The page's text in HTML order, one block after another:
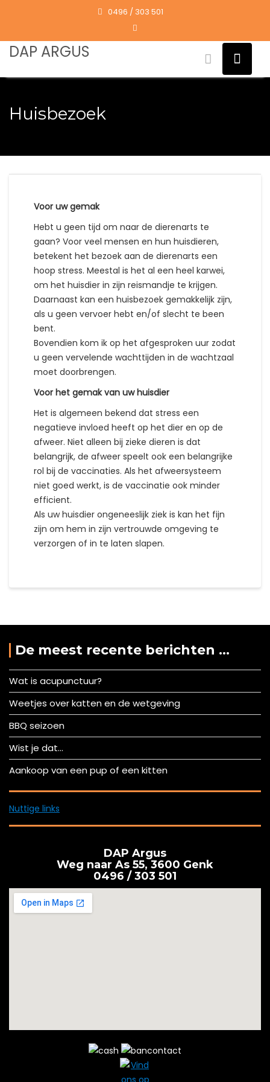
0496 / 303 501
DAP ARGUS
Huisbezoek
Voor uw gemak
Hebt u geen tijd om naar de dierenarts te
gaan? Voor veel mensen en hun huisdieren,
betekent het bezoek aan de dierenarts een
hoop stress. Meestal is het al een heel karwei,
om het huisdier in zijn reismandje te krijgen.
Daarnaast kan een huisbezoek gemakkelijk zijn,
als u geen vervoer hebt en/of slecht te been
bent.
Bovendien kom ik op het afgesproken uur zodat
u geen vervelende wachttijden in de wachtzaal
moet doorbrengen.
Voor het gemak van uw huisdier
Het is algemeen bekend dat stress een
negatieve invloed heeft op het dier en op de
afweer. Niet alleen bij zieke dieren is dat
belangrijk, de afweer speelt ook een belangrijke
rol bij de vaccinaties. Als het afweersysteem
niet goed werkt, is de vaccinatie ook minder
efficient.
Als uw huisdier ongeneeslijk ziek is kan het fijn
zijn om hem in zijn vertrouwde omgeving te
verzorgen of in te laten slapen.
De meest recente berichten …
Wat is acupunctuur?
Weetjes over katten en de wetgeving
BBQ seizoen
Wist je dat…
Aankoop van een pup of een kitten
Nuttige links
DAP Argus
Weg naar As 55, 3600 Genk
0496 / 303 501